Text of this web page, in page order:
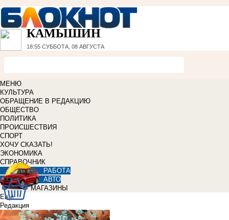
КАМЫШИН
18:55 СУББОТА, 08 АВГУСТА
МЕНЮ
КУЛЬТУРА
ОБРАЩЕНИЕ В РЕДАКЦИЮ
ОБЩЕСТВО
ПОЛИТИКА
ПРОИСШЕСТВИЯ
СПОРТ
ХОЧУ СКАЗАТЬ!
ЭКОНОМИКА
СПРАВОЧНИК
РАБОТА
АВТО
МАГАЗИНЫ
Еще
Редакция